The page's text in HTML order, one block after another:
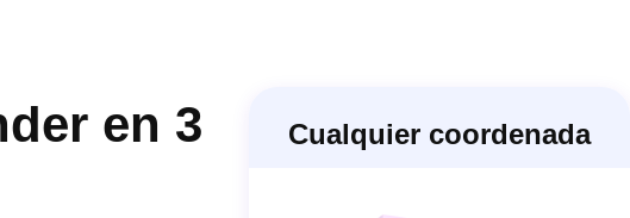
en 3
Cualquier coordenada